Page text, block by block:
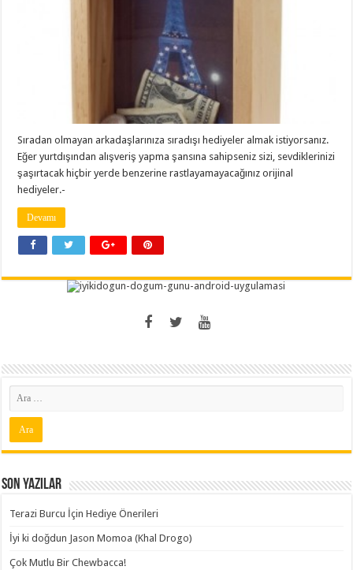
Sıradan olmayan arkadaşlarınıza sıradışı hediyeler almak istiyorsanız.
Eğer yurtdışından alışveriş yapma şansına sahipseniz sizi, sevdiklerinizi
şaşırtacak hiçbir yerde benzerine rastlayamayacağınız orijinal
hediyeler.-
Devamı
Son Yazılar
Terazi Burcu İçin Hediye Önerileri
İyi ki doğdun Jason Momoa (Khal Drogo)
Çok Mutlu Bir Chewbacca!